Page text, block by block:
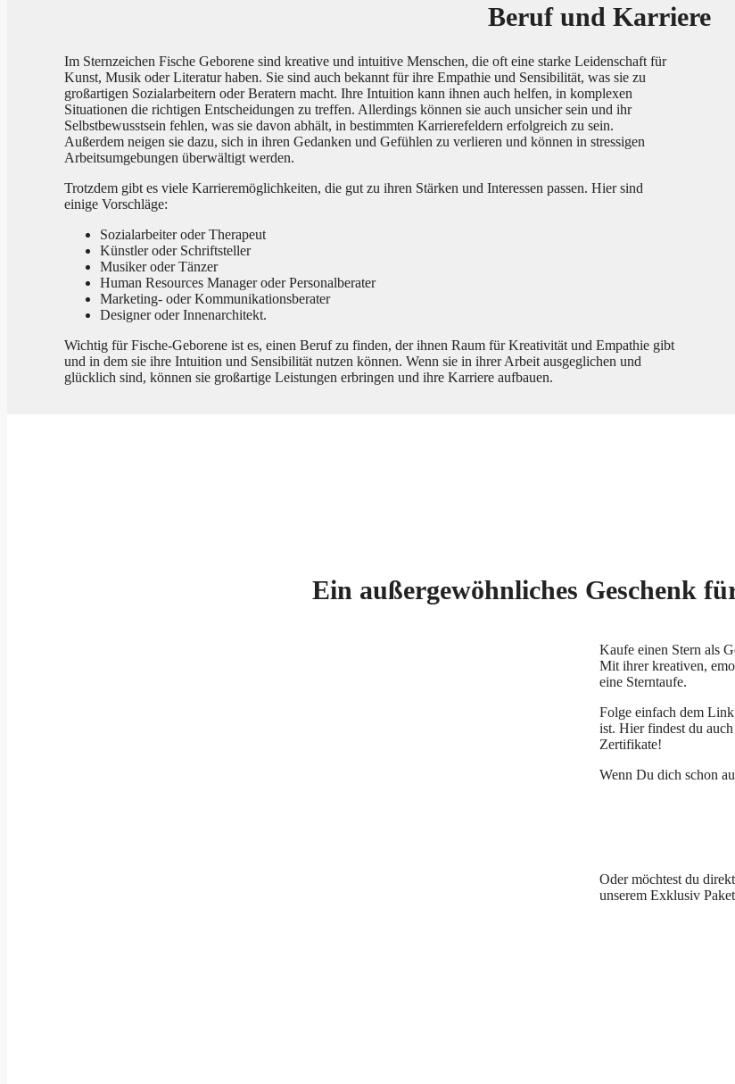
Beruf und Karriere
Im Sternzeichen Fische Geborene sind kreative und intuitive Menschen, die oft eine starke Leidenschaft für
Kunst, Musik oder Literatur haben. Sie sind auch bekannt für ihre Empathie und Sensibilität, was sie zu
großartigen Sozialarbeitern oder Beratern macht. Ihre Intuition kann ihnen auch helfen, in komplexen
Situationen die richtigen Entscheidungen zu treffen. Allerdings können sie auch unsicher sein und ihr
Selbstbewusstsein fehlen, was sie davon abhält, in bestimmten Karrierefeldern erfolgreich zu sein.
Außerdem neigen sie dazu, sich in ihren Gedanken und Gefühlen zu verlieren und können in stressigen
Arbeitsumgebungen überwältigt werden.
Trotzdem gibt es viele Karrieremöglichkeiten, die gut zu ihren Stärken und Interessen passen. Hier sind
einige Vorschläge:
Sozialarbeiter oder Therapeut
Künstler oder Schriftsteller
Musiker oder Tänzer
Human Resources Manager oder Personalberater
Marketing- oder Kommunikationsberater
Designer oder Innenarchitekt.
Wichtig für Fische-Geborene ist es, einen Beruf zu finden, der ihnen Raum für Kreativität und Empathie gibt
und in dem sie ihre Intuition und Sensibilität nutzen können. Wenn sie in ihrer Arbeit ausgeglichen und
glücklich sind, können sie großartige Leistungen erbringen und ihre Karriere aufbauen.
Ein außergewöhnliches Geschenk
Kaufe einen Stern als
Mit ihrer kreativen,
eine Sterntaufe.
Folge einfach dem
ist. Hier findest du
Zertifikate!
Wenn Du dich schon
Oder möchtest du
unserem Exklusiv